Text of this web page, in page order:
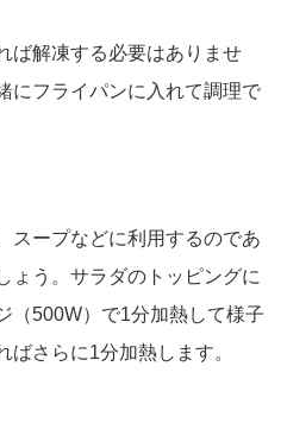
ば解凍する必要はありませ
にフライパンに入れて調理で
スープなどに利用するのであ
ょう。サラダのトッピングに
（500W）で1分加熱して様子
ばさらに1分加熱します。